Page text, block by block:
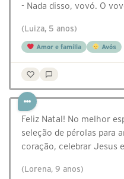
- Nada disso, vovó. O
(Luiza, 5 anos)
Amor e família Avós
Feliz Natal! No melhor
seleção de pérolas para
coração, celebrar Jesus
(Lorena, 9 anos)